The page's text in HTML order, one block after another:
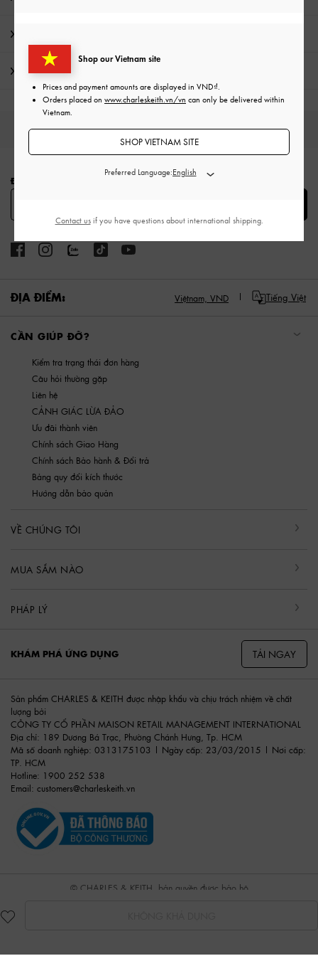
Vận chuyển & trả hàng
HÀNG MỚI GIÀY TÚI VÍ PHỤ KIỆN
Site footer
ĐĂNG KÝ ĐỂ NHẬN CÁC THÔNG TIN THỜI TRANG MỚI NHẤT
ĐỊA ĐIỂM: Việtnam, VND Tiếng Việt
CẦN GIÚP ĐỠ?
Kiểm tra trạng thái đơn hàng
Câu hỏi thường gặp
Liên hệ
CẢNH GIÁC LỪA ĐẢO
Ưu đãi thành viên
Chính sách Giao Hàng
Chính sách Bảo hành & Đổi trả
Bảng quy đổi kích thước
Hướng dẫn bảo quản
VỀ CHÚNG TÔI
MUA SẮM NÀO
PHÁP LÝ
KHÁM PHÁ ỨNG DỤNG TẢI NGAY
Sản phẩm CHARLES & KEITH được nhập khẩu và chịu trách nhiệm về chất
lượng bởi
CÔNG TY CỔ PHẦN MAISON RETAIL MANAGEMENT INTERNATIONAL
Địa chỉ: 189 Dương Bá Trạc, Phường Chánh Hưng, Tp. HCM
Mã số doanh nghiệp: 0313175103 | Ngày cấp: 23/03/2015 | Nơi cấp:
TP. HCM
Hotline: 1900 252 538
Email: customers@charleskeith.vn
© CHARLES & KEITH, bản quyền được bảo hộ
Shop our Vietnam site
Prices and payment amounts are displayed in VND .
Orders placed on www.charleskeith.vn/vn can only be delivered within
Vietnam.
SHOP VIETNAM SITE
Preferred Language:
Contact usif you have questions about international shipping.